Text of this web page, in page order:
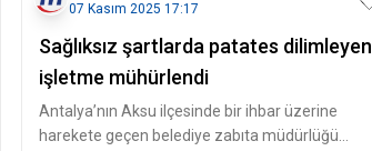
07 Kasım 2025 17:17
Sağlıksız şartlarda patates dilimleyen
işletme mühürlendi
Antalya’nın Aksu ilçesinde bir ihbar üzerine
harekete geçen belediye zabıta müdürlüğü